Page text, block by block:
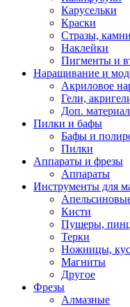
Карусельки
Краски
Стразы,
Наклейки
Пигменты и
Наращивание и
Акриловое
Гели,
Доп.
Пилки и бафы
Бафы и
Пилки
Аппараты и фрезы
Аппараты
Инструменты для
Кисти
Пушеры,
Терки
Ножницы,
Магниты
Другое
Фрезы
Алмазные